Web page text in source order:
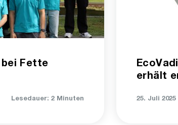
Fette
Lesedauer: 2 Minuten
erhält
25. Juli 2025